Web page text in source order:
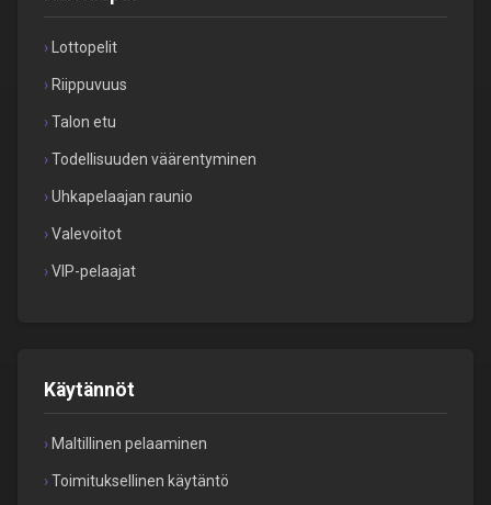
Lottopelit
Riippuvuus
Talon etu
Todellisuuden väärentyminen
Uhkapelaajan raunio
Valevoitot
VIP-pelaajat
Käytännöt
Maltillinen pelaaminen
Toimituksellinen käytäntö